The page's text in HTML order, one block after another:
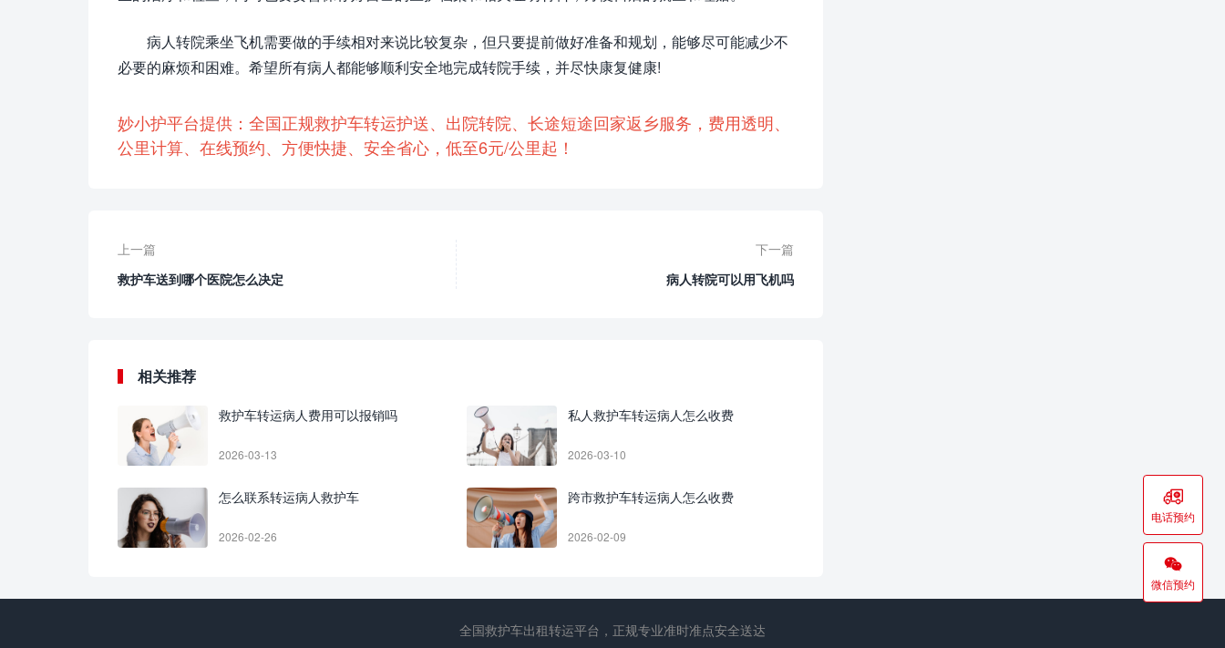
病人转院乘坐飞机需要做的手续相对来说比较复杂，但只要提前做好准备和规划，能够尽可能减少不
必要的麻烦和困难。希望所有病人都能够顺利安全地完成转院手续，并尽快康复健康!
妙小护平台提供：全国正规救护车转运护送、出院转院、长途短途回家返乡服务，费用透明、
公里计算、在线预约、方便快捷、安全省心，低至6元/公里起！
上一篇
救护车送到哪个医院怎么决定
下一篇
病人转院可以用飞机吗
相关推荐
救护车转运病人费用可以报销吗
2026-03-13
私人救护车转运病人怎么收费
2026-03-10
怎么联系转运病人救护车
2026-02-26
跨市救护车转运病人怎么收费
2026-02-09

电话预约

微信预约
全国救护车出租转运平台，正规专业准时准点安全送达